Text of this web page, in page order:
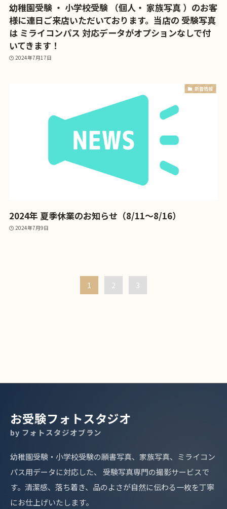
幼稚園受験 ・ 小学校受験 （個人・ 家族写真 ）のお客
様に連日ご来店いただいております。当店の 受験写真
は ミライコンパス 対応データがオプションなしで付
いてきます！
2024年7月17日
新着情報
2024年 夏季休業のお知らせ（8/11～8/16）
2024年7月9日
1 2 3
お受験フォトスタジオ
by フォトスタジオブラン
幼稚園受験・小学校受験の願書写真、家族写真、ミライコン
パス用データに対応した、 受験写真専門の撮影サービスで
す。清潔感、落ち着き、品のよさが自然に伝わる一枚を丁寧
にお仕上げいたします。